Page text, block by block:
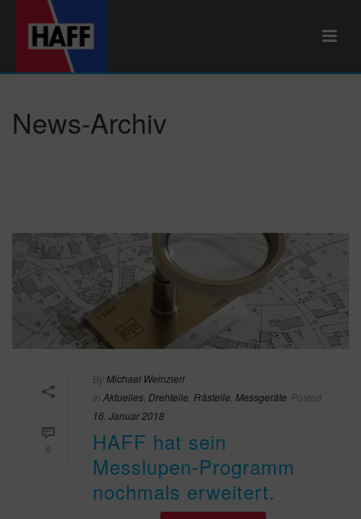
News-Archiv
0
ByMichael Weinzierl
In Aktuelles Drehteile Frästeile Messgeräte Posted
16. Januar 2018
HAFF hat sein
Messlupen-Programm
nochmals erweitert.